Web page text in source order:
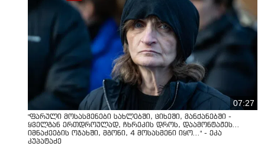
07:27
"ფარული მოსასმენები სახლებში, ციხეში, მანქანებში -
ყველგან ერთდროულად, ჩხრეკის დროს, დაამონტაჟეს...
იმნაძეების ოჯახში, მგონი, 4 მოსასმენი იყო..." - ეკა
კუპატაძე